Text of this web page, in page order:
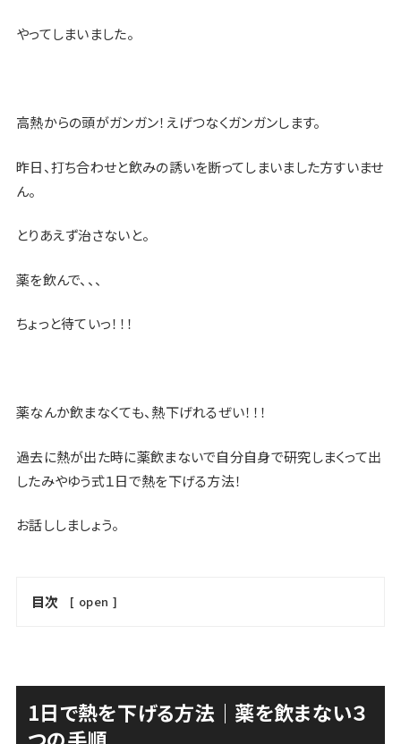
やってしまいました。
高熱からの頭がガンガン！えげつなくガンガンします。
昨日、打ち合わせと飲みの誘いを断ってしまいました方すいませ
ん。
とりあえず治さないと。
薬を飲んで、、、
ちょっと待ていっ！！！
薬なんか飲まなくても、熱下げれるぜい！！！
過去に熱が出た時に薬飲まないで自分自身で研究しまくって出
したみやゆう式１日で熱を下げる方法！
お話ししましょう。
目次 [ open ]
1日で熱を下げる方法｜薬を飲まない３